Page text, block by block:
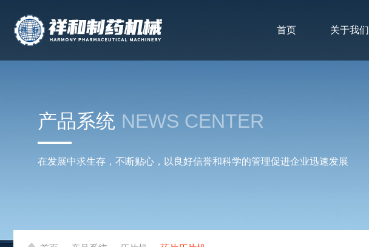
首页 关于我们
产品系统 NEWS CENTER
在发展中求生存，不断贴心，以良好信誉和科学的管理促进企业迅速发展